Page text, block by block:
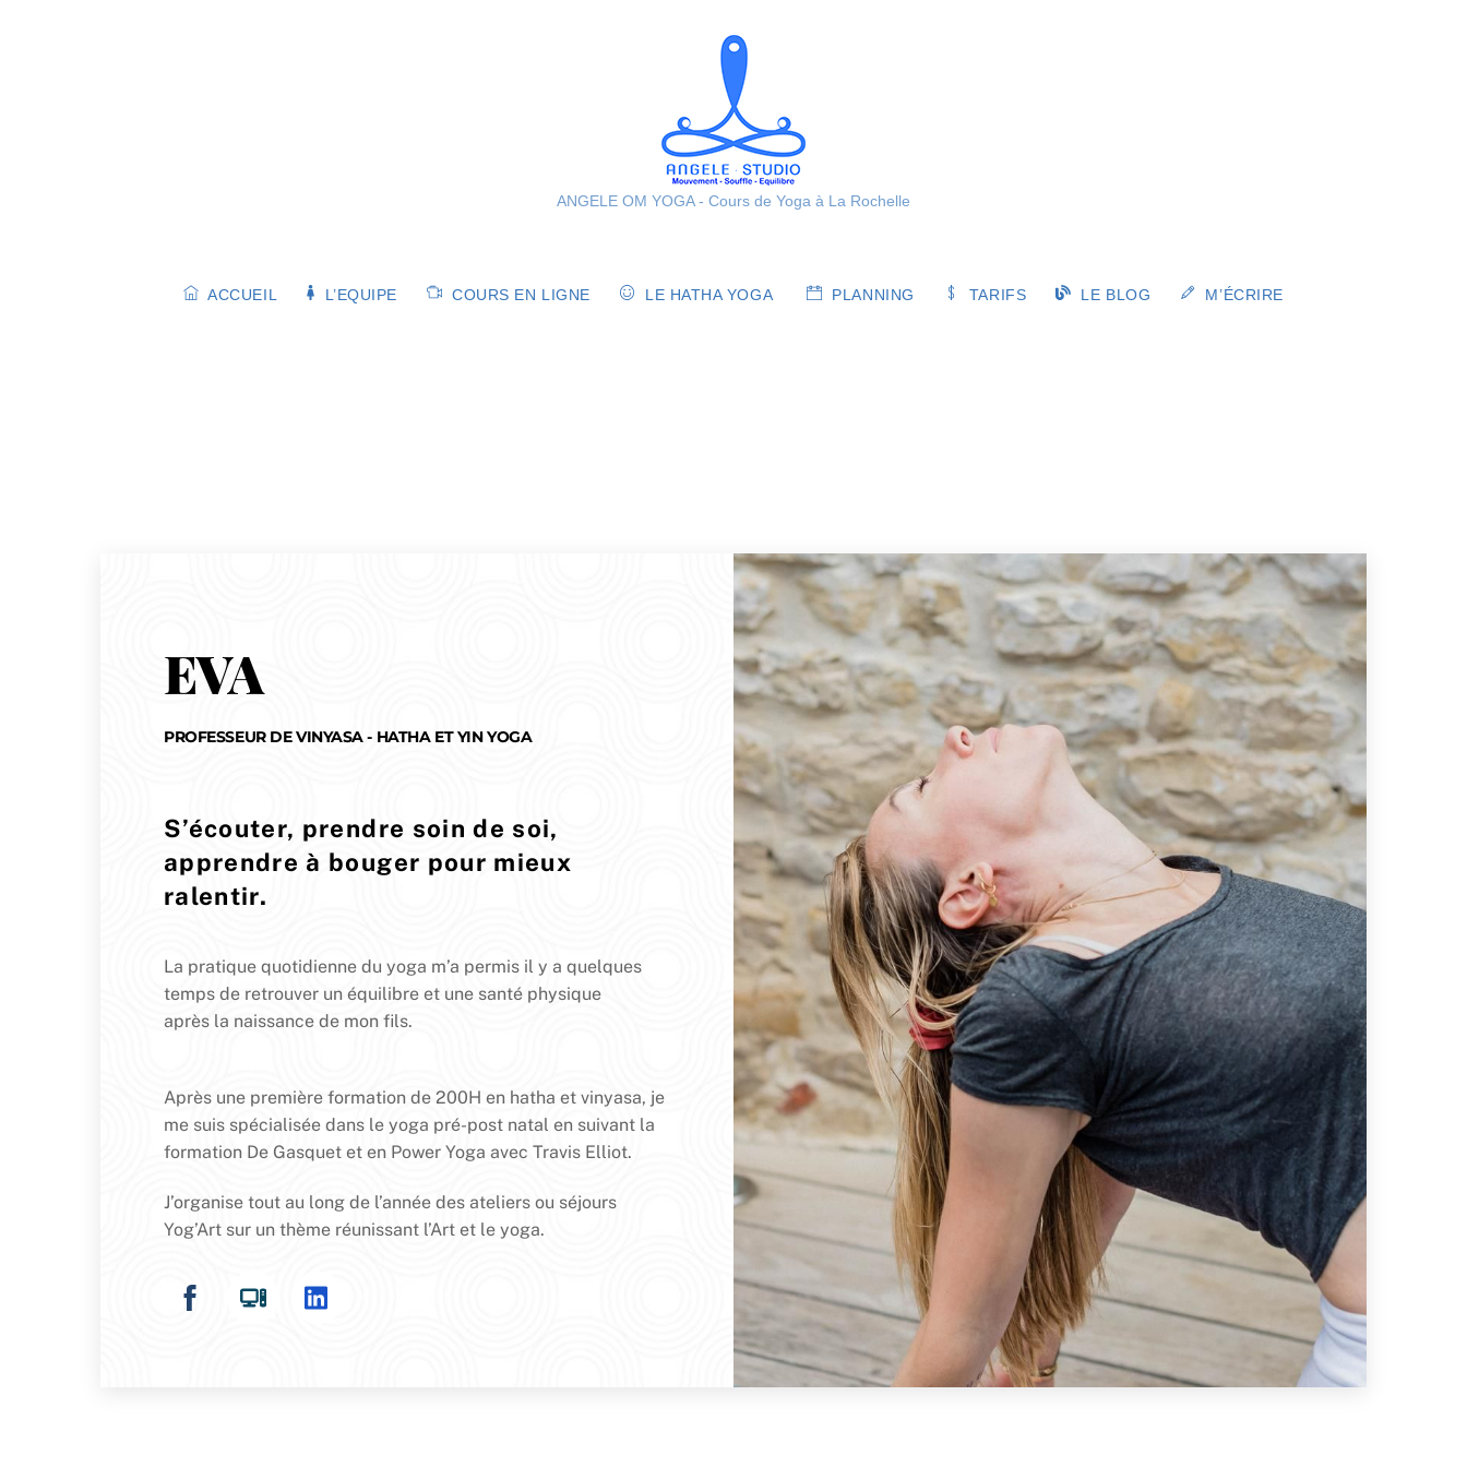
ANGELE OM YOGA - Cours de Yoga à La Rochelle
ACCUEIL L’EQUIPE COURS EN LIGNE LE HATHA YOGA PLANNING TARIFS LE BLOG M’ÉCRIRE
EVA
PROFESSEUR DE VINYASA - HATHA ET YIN YOGA
S’écouter, prendre soin de soi,
apprendre à bouger pour mieux
ralentir.
La pratique quotidienne du yoga m’a permis il y a quelques
temps de retrouver un équilibre et une santé physique
après la naissance de mon fils.
Après une première formation de 200H en hatha et vinyasa, je
me suis spécialisée dans le yoga pré-post natal en suivant la
formation De Gasquet et en Power Yoga avec Travis Elliot.
J’organise tout au long de l’année des ateliers ou séjours
Yog’Art sur un thème réunissant l’Art et le yoga.